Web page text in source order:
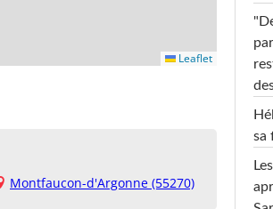
Leaflet
Montfaucon-d'Argonne (55270)
sa